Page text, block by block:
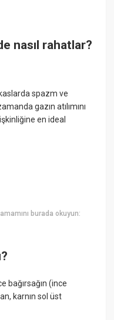
nasıl rahatlar?
spazm ve
gazın atılımını
en ideal
burada okuyun:
bağırsağın (ince
karnın sol üst